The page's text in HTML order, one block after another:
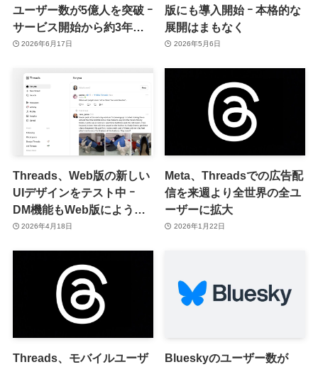
ユーザー数が5億人を突破 ｰ
サービス開始から約3年で
到達
2026年6月17日
版にも導入開始 ｰ 本格的な
展開はまもなく
2026年5月6日
Threads、Web版の新しい
UIデザインをテスト中 ｰ
DM機能もWeb版にようや
く導入へ
2026年4月18日
Meta、Threadsでの広告配
信を来週より全世界の全ユ
ーザーに拡大
2026年1月22日
Threads、モバイルユーザ
Blueskyのユーザー数が